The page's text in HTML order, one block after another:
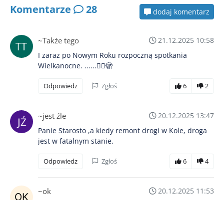
Komentarze 28 dodaj komentarz
~Także tego
21.12.2025 10:58
I zaraz po Nowym Roku rozpoczną spotkania
Wielkanocne. ......😮‍💨🫣
Odpowiedz Zgłoś 6 2
~jest źle
20.12.2025 13:47
Panie Starosto ,a kiedy remont drogi w Kole, droga
jest w fatalnym stanie.
Odpowiedz Zgłoś 6 4
~ok
20.12.2025 11:53